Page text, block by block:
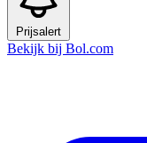
Prijsalert
Bekijk bij Bol.com